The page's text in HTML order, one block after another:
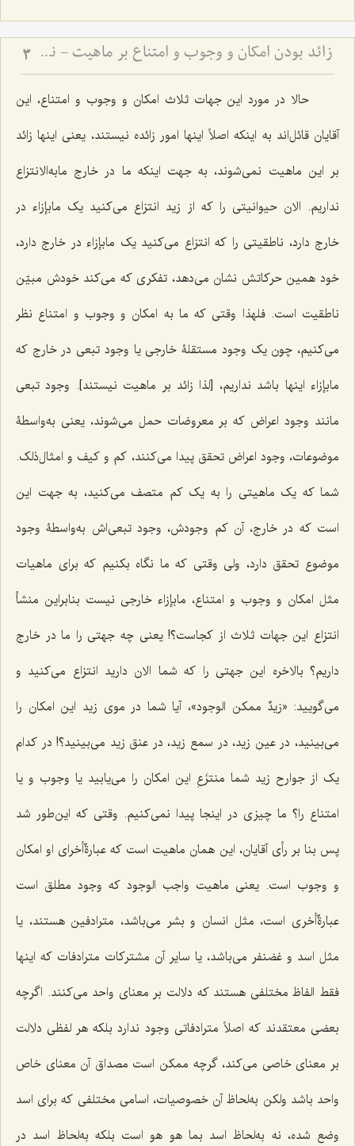
زائد بودن امکان و وجوب و امتناع بر ماهیت - نقد دیدگاه اتحاد جهات ثلاث با ماهیات 3
حالا در مورد این جهات ثلاث امکان و وجوب و امتناع، این
آقایان قائل‌اند به اینکه اصلاً اینها امور زائده نیستند، یعنى اینها زائد
بر این ماهیت نمى‌شوند، به جهت اینکه ما در خارج مابه‌الانتزاع
نداریم. الان حیوانیتى را که از زید انتزاع مى‌کنید یک ما‌بإزاء در
خارج دارد، ناطقیتى را که انتزاع مى‌کنید یک مابإزاء در خارج دارد،
خود همین حرکاتش نشان می‌دهد، تفکرى که مى‌کند خودش مبیّن
ناطقیت است. فلهذا وقتى که ما به امکان و وجوب و امتناع نظر
مى‌کنیم، چون یک وجود مستقلۀ خارجى یا وجود تبعی در خارج که
مابإزاء اینها باشد نداریم، [لذا زائد بر ماهیت نیستند]. وجود تبعى
مانند وجود اعراض که بر معروضات حمل مى‌شوند، یعنى به‌واسطۀ
موضوعات، وجود اعراض تحقق پیدا مى‌کنند، کم و کیف و امثال‌ذلک.
شما که یک ماهیتى را به یک کم متصف مى‌کنید، به جهت این
است که در خارج، آن کم وجودش، وجود تبعى‌اش به‌واسطۀ وجود
موضوع تحقق دارد، ولى وقتى که ما نگاه بکنیم که براى ماهیات
مثل امکان و وجوب و امتناع، مابإزاء خارجى نیست بنابراین منشأ
انتزاع این جهات ثلاث از کجاست؟! یعنى چه جهتى را ما در خارج
داریم؟ بالاخره این جهتى را که شما الان دارید انتزاع مى‌کنید و
مى‌گویید: «زیدٌ ممکن الوجود»، آیا شما در موى زید این امکان را
مى‌بینید، در عین زید، در سمع زید، در عنق زید می‌بینید؟! در کدام
یک از جوارح زید شما منتزَعِ این امکان را مى‌یابید یا وجوب و یا
امتناع را؟ ما چیزى در اینجا پیدا نمى‌کنیم. وقتى که این‌طور شد
پس بنا بر رأى آقایان، این همان ماهیت است که عبارةٌ‌أخراى او امکان
و وجوب است. یعنى‌ ماهیت واجب الوجود که وجود مطلق است
عبارةٌ‌أخرى است، مثل انسان و بشر مى‌باشد، مترادفین هستند، یا
مثل اسد و غضنفر می‌باشد، یا سایر آن مشترکات مترادفات که اینها
فقط الفاظ مختلفى هستند که دلالت بر معناى واحد مى‌کنند. اگرچه
بعضى معتقدند که اصلاً مترادفاتى وجود ندارد بلکه هر لفظى دلالت
بر معناى خاصى مى‌کند، گرچه ممکن است مصداق آن معناى خاص
واحد باشد ولکن به‌لحاظ آن خصوصیات، اسامى مختلفى که براى اسد
وضع شده، نه به‌لحاظ اسد بما هو هو است بلکه به‌لحاظ اسد در